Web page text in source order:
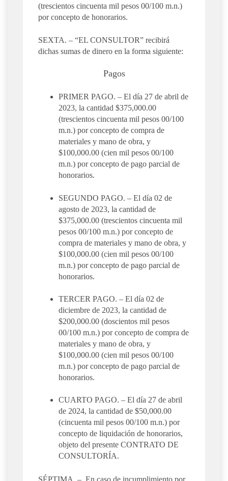
(trescientos cincuenta mil pesos 00/100 m.n.)
por concepto de honorarios.
SEXTA. – “EL CONSULTOR” recibirá
dichas sumas de dinero en la forma siguiente:
Pagos
PRIMER PAGO. – El día 27 de abril de
2023, la cantidad $375,000.00
(trescientos cincuenta mil pesos 00/100
m.n.) por concepto de compra de
materiales y mano de obra, y
$100,000.00 (cien mil pesos 00/100
m.n.) por concepto de pago parcial de
honorarios.
SEGUNDO PAGO. – El día 02 de
agosto de 2023, la cantidad de
$375,000.00 (trescientos cincuenta mil
pesos 00/100 m.n.) por concepto de
compra de materiales y mano de obra, y
$100,000.00 (cien mil pesos 00/100
m.n.) por concepto de pago parcial de
honorarios.
TERCER PAGO. – El día 02 de
diciembre de 2023, la cantidad de
$200,000.00 (doscientos mil pesos
00/100 m.n.) por concepto de compra de
materiales y mano de obra, y
$100,000.00 (cien mil pesos 00/100
m.n.) por concepto de pago parcial de
honorarios.
CUARTO PAGO. – El día 27 de abril
de 2024, la cantidad de $50,000.00
(cincuenta mil pesos 00/100 m.n.) por
concepto de liquidación de honorarios,
objeto del presente CONTRATO DE
CONSULTORÍA.